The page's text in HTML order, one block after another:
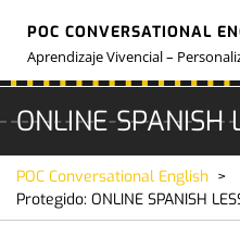
content
POC CONVERSATIONAL
Aprendizaje Vivencial –
ONLINE SPANISH
POC Conversational English >
Protegido: ONLINE SPANISH